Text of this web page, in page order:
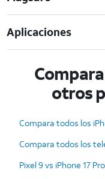
Aplicaciones
otros
Compara todos los
Compara todos los
Pixel 9 vs iPhone 17